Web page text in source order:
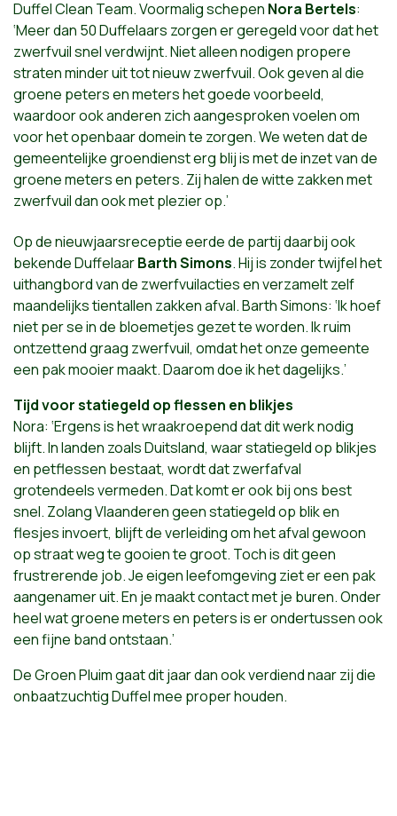
Duffel Clean Team. Voormalig schepen Nora Bertels:
‘Meer dan 50 Duffelaars zorgen er geregeld voor dat het
zwerfvuil snel verdwijnt. Niet alleen nodigen propere
straten minder uit tot nieuw zwerfvuil. Ook geven al die
groene peters en meters het goede voorbeeld,
waardoor ook anderen zich aangesproken voelen om
voor het openbaar domein te zorgen. We weten dat de
gemeentelijke groendienst erg blij is met de inzet van de
groene meters en peters. Zij halen de witte zakken met
zwerfvuil dan ook met plezier op.’
Op de nieuwjaarsreceptie eerde de partij daarbij ook
bekende DuffelaarBarth Simons. Hij is zonder twijfel het
uithangbord van de zwerfvuilacties en verzamelt zelf
maandelijks tientallen zakken afval. Barth Simons: ‘Ik hoef
niet per se in de bloemetjes gezet te worden. Ik ruim
ontzettend graag zwerfvuil, omdat het onze gemeente
een pak mooier maakt. Daarom doe ik het dagelijks.’
Tijd voor statiegeld op flessen en blikjes
Nora: ‘Ergens is het wraakroepend dat dit werk nodig
blijft. In landen zoals Duitsland, waar statiegeld op blikjes
en petflessen bestaat, wordt dat zwerfafval
grotendeels vermeden. Dat komt er ook bij ons best
snel. Zolang Vlaanderen geen statiegeld op blik en
flesjes invoert, blijft de verleiding om het afval gewoon
op straat weg te gooien te groot. Toch is dit geen
frustrerende job. Je eigen leefomgeving ziet er een pak
aangenamer uit. En je maakt contact met je buren. Onder
heel wat groene meters en peters is er ondertussen ook
een fijne band ontstaan.’
De Groen Pluim gaat dit jaar dan ook verdiend naar zij die
onbaatzuchtig Duffel mee proper houden.